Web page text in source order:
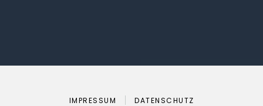
IMPRESSUM DATENSCHUTZ